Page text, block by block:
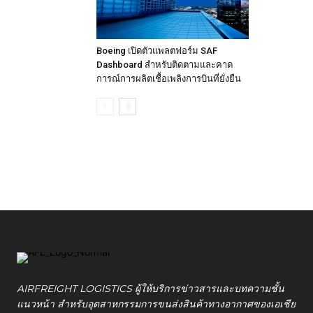
Boeing เปิดตัวแพลตฟอร์ม SAF
Dashboard สำหรับติดตามและคาด
การณ์การผลิตเชื้อเพลิงการบินที่ยั่งยืน
AIRFREIGHT LOGISTICS ผู้ให้บริการข่าวสารและบทความชั้น
แนวหน้า สำหรับอุตสาหกรรมการขนส่งสินค้าทางอากาศของเอเชีย